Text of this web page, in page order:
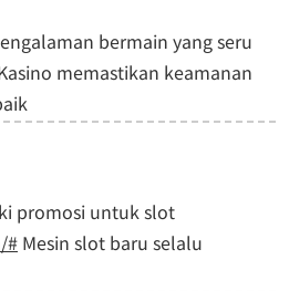
bermain yang seru
memastikan keamanan
promosi untuk slot
# Mesin slot baru selalu